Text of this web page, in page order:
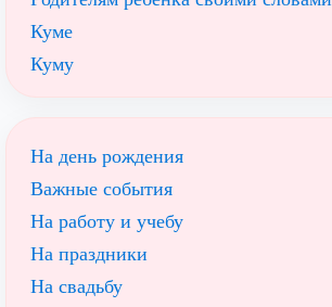
Куме
Куму
На день рождения
Важные события
На работу и учебу
На праздники
На свадьбу